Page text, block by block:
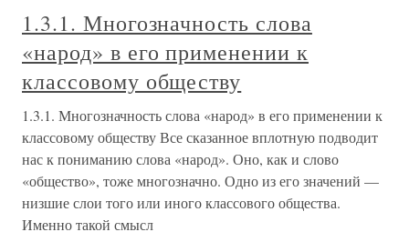
1.3.1. Многозначность слова
«народ» в его применении к
классовому обществу
1.3.1. Многозначность слова «народ» в его применении к
классовому обществу Все сказанное вплотную подводит
нас к пониманию слова «народ». Оно, как и слово
«общество», тоже многозначно. Одно из его значений —
низшие слои того или иного классового общества.
Именно такой смысл